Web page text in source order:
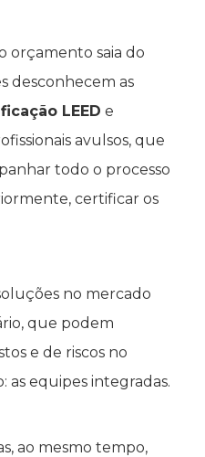
orçamento saia do
desconhecem as
LEED e
avulsos, que
todo o processo
certificar os
no mercado
que podem
e de riscos no
as equipes integradas.
ao mesmo tempo,